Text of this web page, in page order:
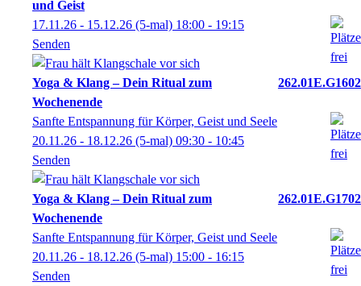
und Geist
17.11.26 - 15.12.26 (5-mal) 18:00 - 19:15
Senden
Yoga & Klang – Dein Ritual zum
Wochenende
262.01E.G1602
Sanfte Entspannung für Körper, Geist und Seele
20.11.26 - 18.12.26 (5-mal) 09:30 - 10:45
Senden
Yoga & Klang – Dein Ritual zum
Wochenende
262.01E.G1702
Sanfte Entspannung für Körper, Geist und Seele
20.11.26 - 18.12.26 (5-mal) 15:00 - 16:15
Senden